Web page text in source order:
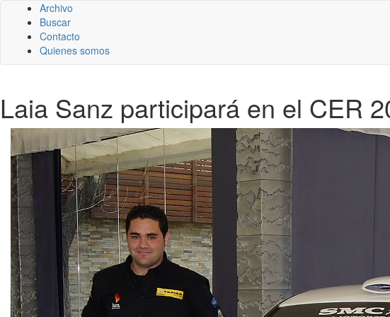
Archivo
Buscar
Contacto
Quienes somos
Laia Sanz participará en el CER